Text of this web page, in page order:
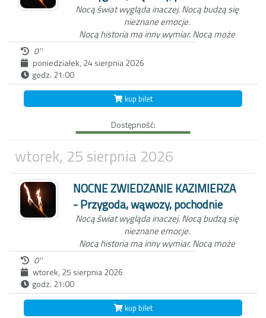
Nocą świat wygląda inaczej.Nocą budzą się
nieznane emocje.
Nocą historia ma inny wymiar.Nocą może
zdarzyć się wszystko...
Niezwykła nocna wycieczka po Kazimierzu
Dolnym to nie tylko spacer z przewodnikiem
po Miasteczku. W ten wieczór, zabierzemy
Kazimierza oraz wejdziemy z Tobą do
Wąwozu z korzeniami, wyłącznie przy
blasku pochodni.Czekamy na Ciebie o
zmierzchu, koło studni na kazimierskim
Rynku.
0''
poniedziałek, 24 sierpnia 2026
godz. 21:00
kup bilet
Dostępność:
wtorek, 25 sierpnia 2026
NOCNE ZWIEDZANIE KAZIMIERZA
- Przygoda, wąwozy, pochodnie
Nocą świat wygląda inaczej.Nocą budzą się
nieznane emocje.
Nocą historia ma inny wymiar.Nocą może
zdarzyć się wszystko...
Niezwykła nocna wycieczka po Kazimierzu
Dolnym to nie tylko spacer z przewodnikiem
po Miasteczku. W ten wieczór, zabierzemy
0''
wtorek, 25 sierpnia 2026
godz. 21:00
kup bilet